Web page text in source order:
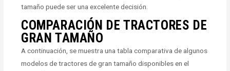
tamaño puede ser una excelente decisión.
COMPARACIÓN DE TRACTORES DE
GRAN TAMAÑO
A continuación, se muestra una tabla comparativa de algunos
modelos de tractores de gran tamaño disponibles en el